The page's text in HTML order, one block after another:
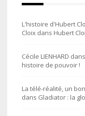
L'histoire d'Hubert
Cloix dans Hubert
Cécile LIENHARD dans
histoire de pouvoir !
La télé-réalité, un
dans Gladiator : la